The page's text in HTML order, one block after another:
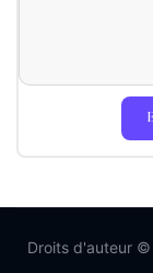
Droits d'auteur ©